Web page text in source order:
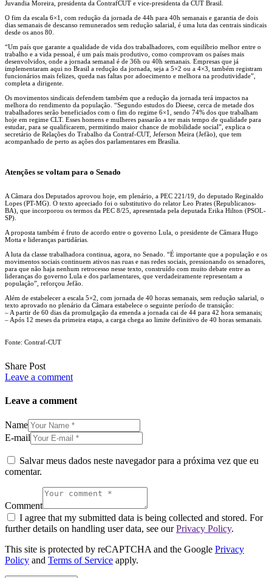
Juvandia Moreira, presidenta da ContrafCUT e vice-presidenta da CUT Brasil.
O fim da escala 6×1, com redução da jornada de 44h para 40h semanais e garantia de dois
dias semanais de descanso remunerados sem redução salarial, é uma luta das centrais sindicais
desde os anos 80.
“Um país que garante a qualidade de vida dos trabalhadores, com equilíbrio melhor entre o
trabalho e a vida pessoal, é um país mais produtivo, como comprovam os países mais
desenvolvidos, onde a jornada semanal é de 36h ou 40h semanais. Empresas que já
implementaram aqui no Brasil a redução da jornada, seja a 5×2 ou a 4×3, também registram
funcionários mais felizes, queda nas faltas por adoecimento e melhora na produtividade”,
completa a dirigente.
Os movimentos sindicais defendem também que a redução da jornada terá impactos na
melhora do rendimento da população. “Segundo estudos do Dieese, cerca de metade dos
trabalhadores serão beneficiados com o fim do regime 6×1, sendo 74% dos que trabalham
hoje em regime CLT. Esses homens e mulheres passarão a ter mais tempo de qualidade para
estudar, para se qualificarem, permitindo maior chance de mobilidade social”, explica o
secretário de Relações do Trabalho da Contraf-CUT, Jeferson Meira (Jefão), que tem
acompanhado de perto as ações dos parlamentares em Brasília.
Atenções se voltam para o Senado
A Câmara dos Deputados aprovou hoje, em plenário, a PEC 221/19, do deputado Reginaldo
Lopes (PT-MG). O texto apreciado foi o substitutivo do relator Leo Prates (Republicanos-
BA), que incorporou os termos da PEC 8/25, apresentada pela deputada Erika Hilton (PSOL-
SP).
A proposta também é fruto de acordo entre o governo Lula, o presidente de Câmara Hugo
Motta e lideranças partidárias.
A luta da classe trabalhadora continua, agora, no Senado. “É importante que a população e os
movimentos sociais continuem ativos nas ruas e nas redes sociais, pressionando os senadores,
para que não haja nenhum retrocesso nesse texto, construído com muito debate entre as
lideranças do governo Lula e dos parlamentares, que verdadeiramente representam a
população”, reforçou Jefão.
Além de estabelecer a escala 5×2, com jornada de 40 horas semanais, sem redução salarial, o
texto aprovado no plenário da Câmara estabelece o seguinte período de transição:
– A partir de 60 dias da promulgação da emenda a jornada cai de 44 para 42 hora semanais;
– Após 12 meses da primeira etapa, a carga chega ao limite definitivo de 40 horas semanais.
Fonte: Contraf-CUT
Share Post
Leave a comment
Leave a comment
Name
E-mail
Salvar meus dados neste navegador para a próxima vez que eu
comentar.
Comment
I agree that my submitted data is being collected and stored. For
further details on handling user data, see ourPrivacy Policy.
This site is protected by reCAPTCHA and the Google Privacy
Policy and Terms of Service apply.